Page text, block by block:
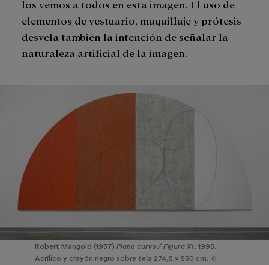
los vemos a todos en esta imagen. El uso de
elementos de vestuario, maquillaje y prótesis
desvela también la intención de señalar la
naturaleza artificial de la imagen.
Robert Mangold (1937) Plano curvo / Figura XI, 1995.
Acrílico y crayón negro sobre tela 274,5 x 550 cm. ©